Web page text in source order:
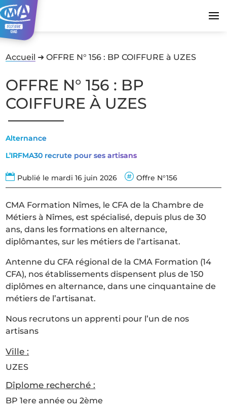
Accueil ➜OFFRE N° 156 : BP COIFFURE à UZES
OFFRE N° 156 : BP
COIFFURE À UZES
Alternance
L’IRFMA30 recrute pour ses artisans
 Publié le mardi 16 juin 2026  Offre N°156
CMA Formation Nîmes, le CFA de la Chambre de
Métiers à Nîmes, est spécialisé, depuis plus de 30
ans, dans les formations en alternance,
diplômantes, sur les métiers de l’artisanat.
Antenne du CFA régional de la CMA Formation (14
CFA), nos établissements dispensent plus de 150
diplômes en alternance, dans une cinquantaine de
métiers de l’artisanat.
Nous recrutons un apprenti pour l’un de nos
artisans
Ville :
UZES
Dîplome recherché :
BP 1ere année ou 2ème